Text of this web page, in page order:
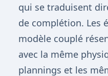
qui se traduisent
de complétion. Les
modèle couplé
avec la même
plannings et les